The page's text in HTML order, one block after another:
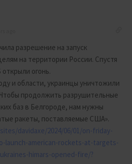
разрешение на запуск
на территории России. Спустя
открыли огонь.
и области, украинцы уничтожили
продолжить разрушительные
баз в Белгороде, нам нужны
ракеты, поставляемые США».
davidaxe/2024/06/01/on-friday-
launch-american-rockets-at-targets-
himars-opened-fire/?